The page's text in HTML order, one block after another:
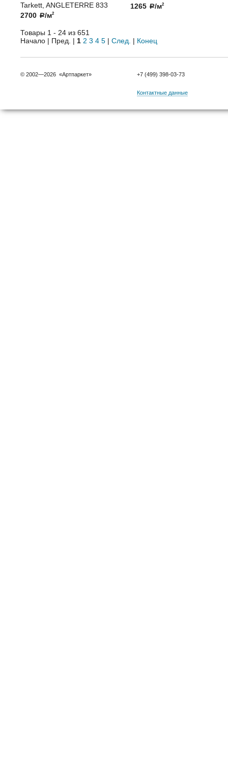
Tarkett, ANGLETERRE 833
2700 a/м2
1265 a/м2
Товары 1 - 24 из 651
Начало | Пред. | 1 2 3 4 5 | След. | Конец
© 2002—2026 «Артпаркет» +7 (499) 398-03-73
Контактные данные